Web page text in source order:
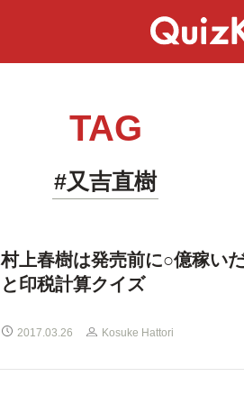
TAG
#又吉直樹
村上春樹は発売前に○億稼い
と印税計算クイズ
2017.03.26 Kosuke Hattori